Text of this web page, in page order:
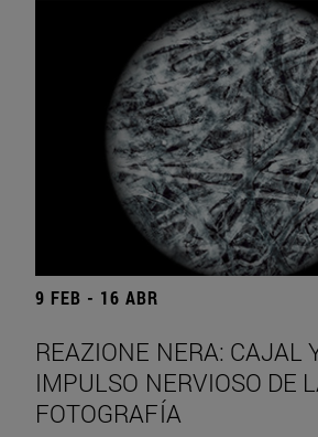
9 FEB - 16 ABR
REAZIONE NERA: CAJAL
IMPULSO NERVIOSO DE
FOTOGRAFÍA